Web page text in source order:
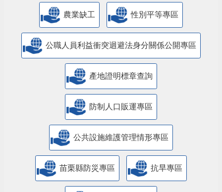
農業缺工 性別平等專區
公職人員利益衝突迴避法身分關係公開專區
產地證明標章查詢
防制人口販運專區
​公共設施維護管理情形專區
苗栗縣防災專區 抗旱專區